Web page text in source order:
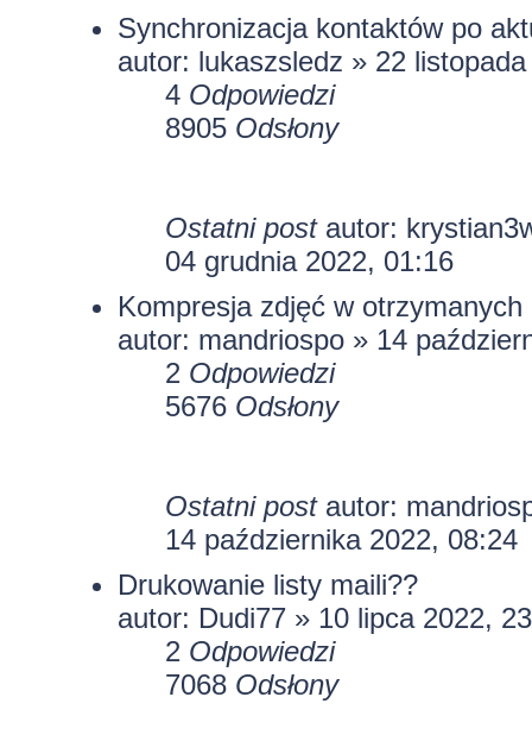
Synchronizacja kontaktów po
autor: lukaszsledz » 22
4 Odpowiedzi
8905 Odsłony
Ostatni post autor:
04 grudnia 2022, 01:16
Kompresja zdjęć w otrzymanych
autor: mandriospo» 14
2 Odpowiedzi
5676 Odsłony
Ostatni post autor:
14 października 2022, 08:24
Drukowanie listy maili??
autor: Dudi77» 10 lipca 2022,
2 Odpowiedzi
7068 Odsłony